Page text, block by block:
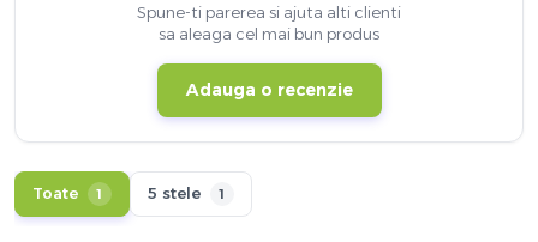
Spune-ti parerea si ajuta alti clienti
sa aleaga cel mai bun produs
Adauga o recenzie
Toate 1 5 stele 1